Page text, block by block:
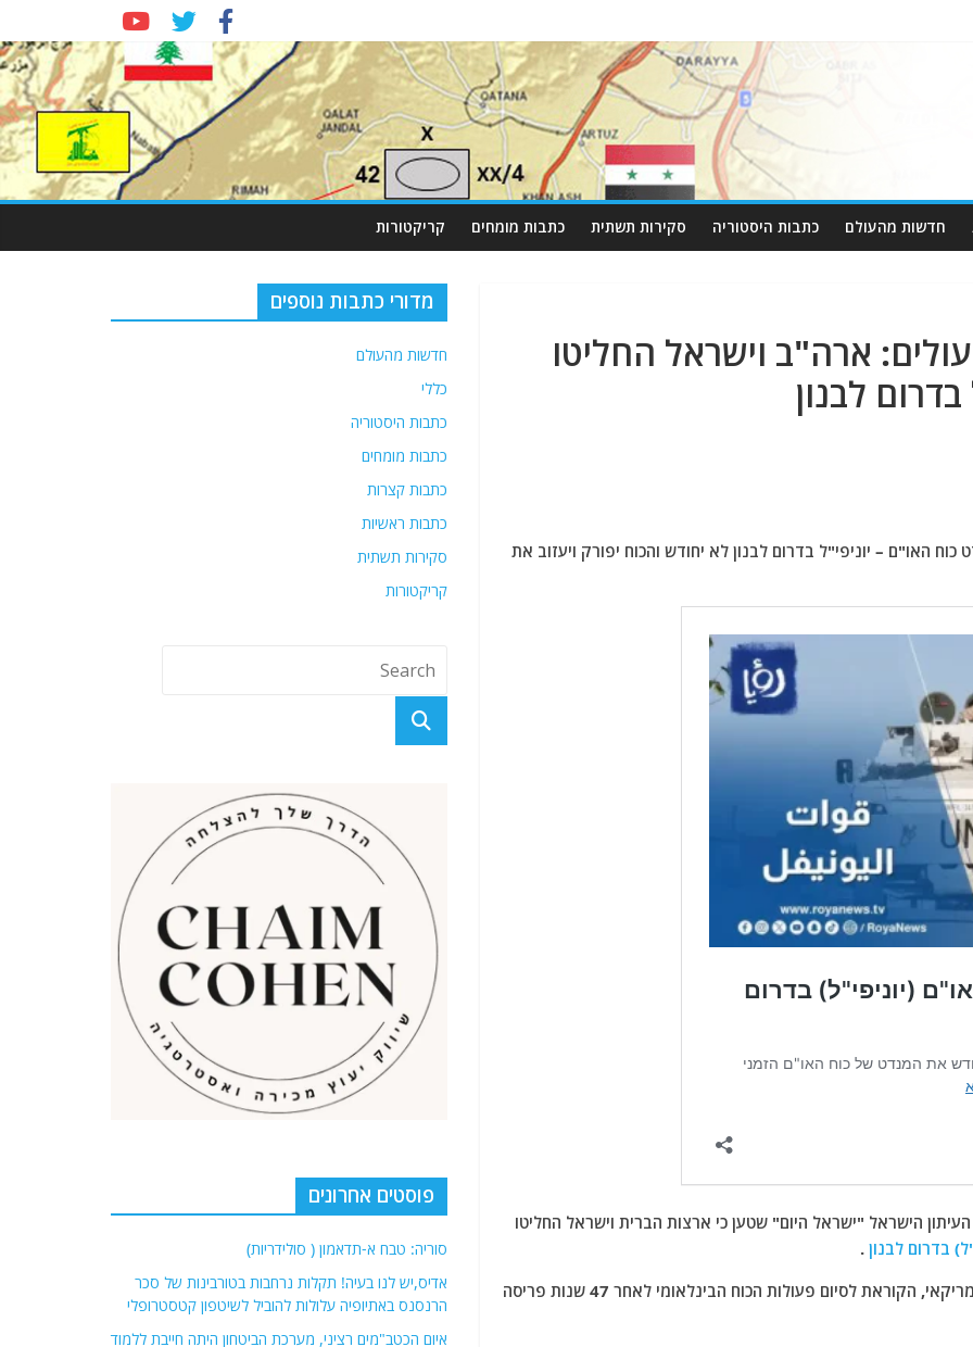
חדשות מהעולם כתבות היסטוריה סקירות תשתית כתבות מומחים קריקטורות
ארה"ב וישראל החליטו
לבנון
האו"ם – יוניפי"ל בדרום לבנון לא יחודש והכוח יפורק ויעזוב את
הישראל "ישראל היום" שטען כי ארצות הברית וישראל החליטו
בדרום לבנון .
העיתון אומר: "ישראל יישרה קו עם עמדת הממשל האמריקאי, הקוראת לסיום פעולות הכוח הבינלאומי לאחר 47 שנות פריסה
מדורי כתבות נוספים
חדשות מהעולם
כללי
כתבות היסטוריה
כתבות מומחים
כתבות קצרות
כתבות ראשיות
סקירות תשתית
קריקטורות
פוסטים אחרונים
סוריה: טבח א-תדאמון ( סולידריות)
אדיס,יש לנו בעיה! תקלות נרחבות בטורבינות של סכר
הרנסנס באתיופיה עלולות להוביל לשיטפון קטסטרופלי
איום הכטב"מים רציני, מערכת הביטחון היתה חייבת ללמוד